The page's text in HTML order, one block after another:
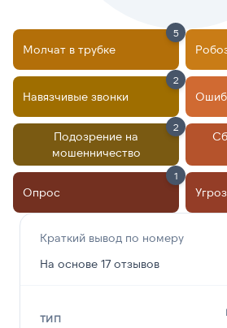
Молчат в трубке
5
Навязчивые звонки
2
Подозрение на
мошенничество
2
Опрос
1
Краткий вывод по номеру
На основе 17 отзывов
ТИП